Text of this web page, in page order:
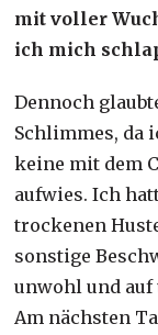
mit voller
ich mich
Dennoch
Schlimmes, da
keine mit dem
aufwies. Ich
trockenen
sonstige
unwohl und
Am nächsten